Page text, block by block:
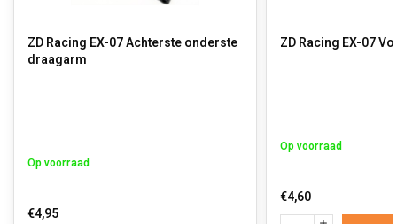
ZD Racing EX-07 Achterste onderste
draagarm
Op voorraad
€4,95
ZD Racing EX-07
Op voorraad
€4,60